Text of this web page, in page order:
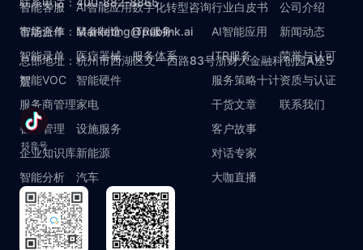
智能客服
智能派单
智能录单
智能VOC
服务商管理
备件管理
企业知识库
智能分析
AI智能应用
装备制造
医疗器械
智能硬件
家电
设施服务
新能源
汽车
数字化转型咨询
ITR服务
服务体系
行业白皮书
AI智能应用
ITR服务
服务策略十计
干货文章
客户故事
对话专家
大咖直播
公司介绍
新闻动态
荣誉与认可
资质与认证
联系我们
市场合作：Marketing@publink.ai
总部地址：杭州市西湖区文一西路83号浙财大金融科创园A座5
层
抖音号